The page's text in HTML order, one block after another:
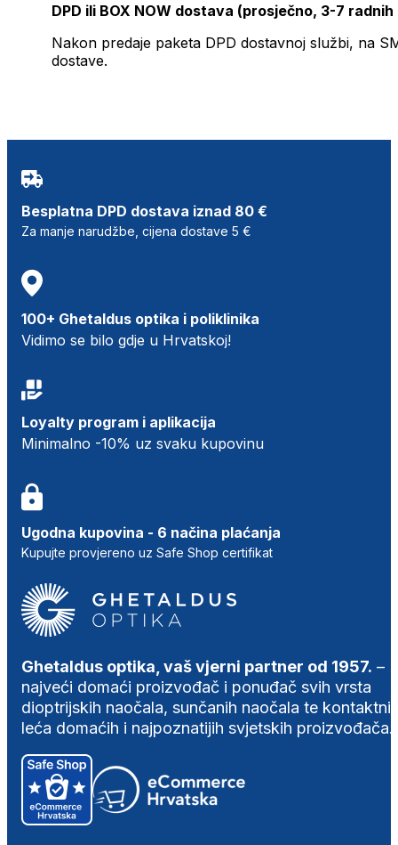
DPD ili BOX NOW dostava (prosječno, 3-7 radnih
Nakon predaje paketa DPD dostavnoj službi, na
dostave.
Besplatna DPD dostava iznad 80 €
Za manje narudžbe, cijena dostave 5 €
100+ Ghetaldus optika i poliklinika
Vidimo se bilo gdje u Hrvatskoj!
Loyalty program i aplikacija
Minimalno -10% uz svaku kupovinu
Ugodna kupovina - 6 načina plaćanja
Kupujte provjereno uz Safe Shop certifikat
Ghetaldus optika, vaš vjerni partner od 1957. –
najveći domaći proizvođač i ponuđač svih vrsta
dioptrijskih naočala, sunčanih naočala te
leća domaćih i najpoznatijih svjetskih proizvođača.